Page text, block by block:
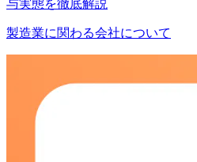
与実態を徹底解説
製造業に関わる会社について